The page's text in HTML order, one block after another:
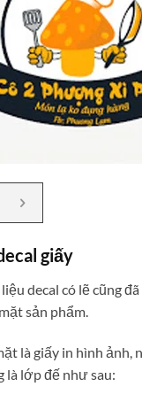
giấy
decal có lẽ cũng
sản phẩm.
là giấy in hình
là lớp đế như sau: